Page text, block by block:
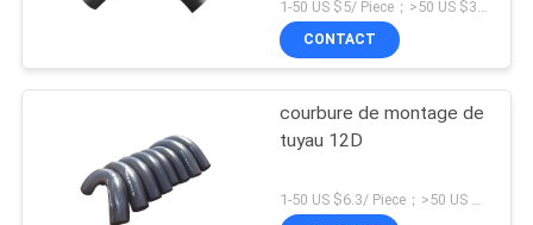
CONTACT
courbure de montage de
tuyau 12D
1-50 US $6.3/ Piece；>50 US $5.6/ Piece MOQ:5 morceaux